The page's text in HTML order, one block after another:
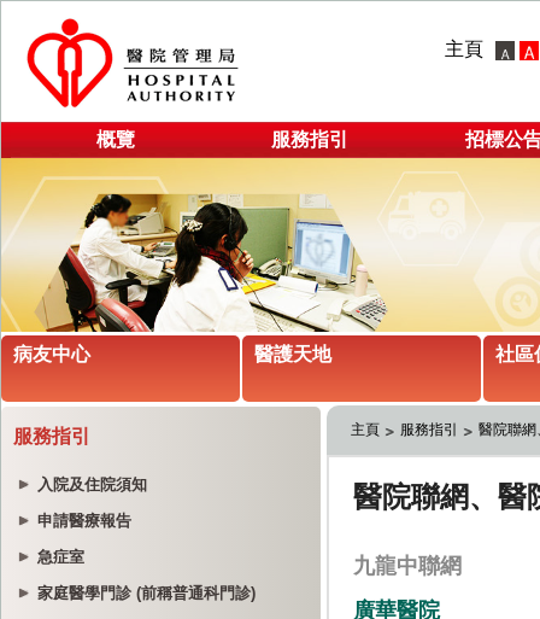
主頁
概覽 服務指引 招標公
病友中心 醫護天地 社區
服務指引
入院及住院須知
申請醫療報告
急症室
家庭醫學門診 (前稱普通科門診)
主頁 服務指引 醫院聯網